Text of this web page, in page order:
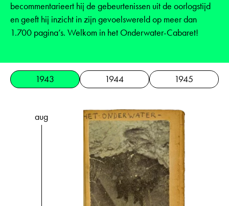
becommentarieert hij de gebeurtenissen uit de oorlogstijd
en geeft hij inzicht in zijn gevoelswereld op meer dan
1.700 pagina’s. Welkom in het Onderwater-Cabaret!
1943 1944 1945
aug